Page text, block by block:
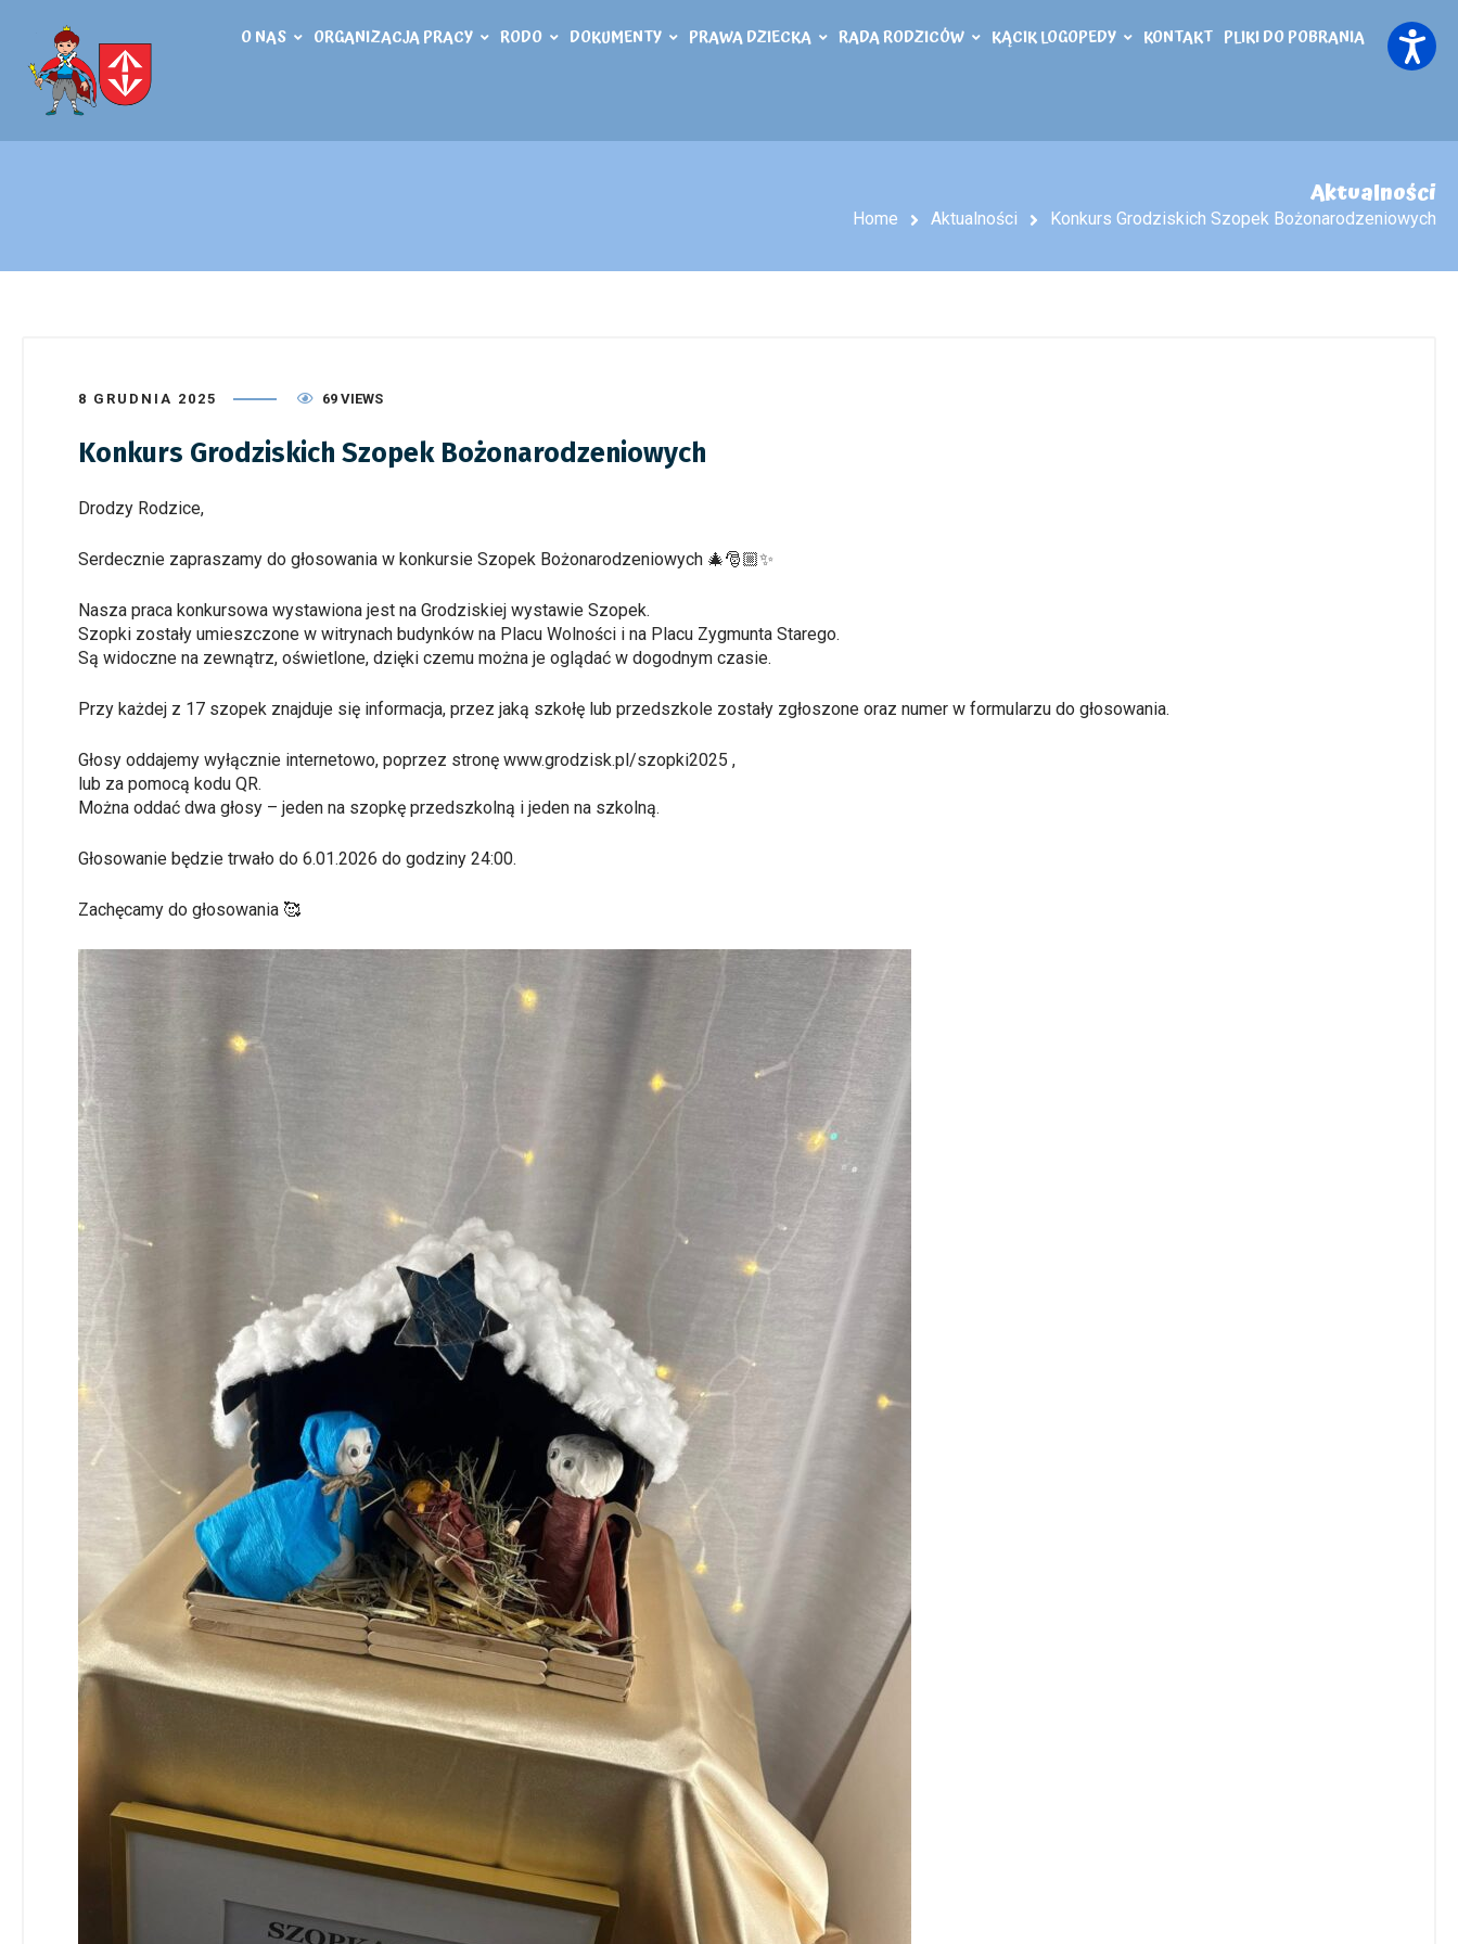
O NAS ORGANIZACJA PRACY RODO DOKUMENTY PRAWA DZIECKA RADA RODZICÓW KĄCIK LOGOPEDY KONTAKT PLIKI DO POBRANIA
Aktualności
Home Aktualności Konkurs Grodziskich Szopek Bożonarodzeniowych
8 GRUDNIA 2025 69 VIEWS
Konkurs Grodziskich Szopek Bożonarodzeniowych
Drodzy Rodzice,
Serdecznie zapraszamy do głosowania w konkursie Szopek Bożonarodzeniowych 🎄🎅🏼✨
Nasza praca konkursowa wystawiona jest na Grodziskiej wystawie Szopek.
Szopki zostały umieszczone w witrynach budynków na Placu Wolności i na Placu Zygmunta Starego.
Są widoczne na zewnątrz, oświetlone, dzięki czemu można je oglądać w dogodnym czasie.
Przy każdej z 17 szopek znajduje się informacja, przez jaką szkołę lub przedszkole zostały zgłoszone oraz numer w formularzu do głosowania.
Głosy oddajemy wyłącznie internetowo, poprzez stronę www.grodzisk.pl/szopki2025 ,
lub za pomocą kodu QR.
Można oddać dwa głosy – jeden na szopkę przedszkolną i jeden na szkolną.
Głosowanie będzie trwało do 6.01.2026 do godziny 24:00.
Zachęcamy do głosowania 🥰